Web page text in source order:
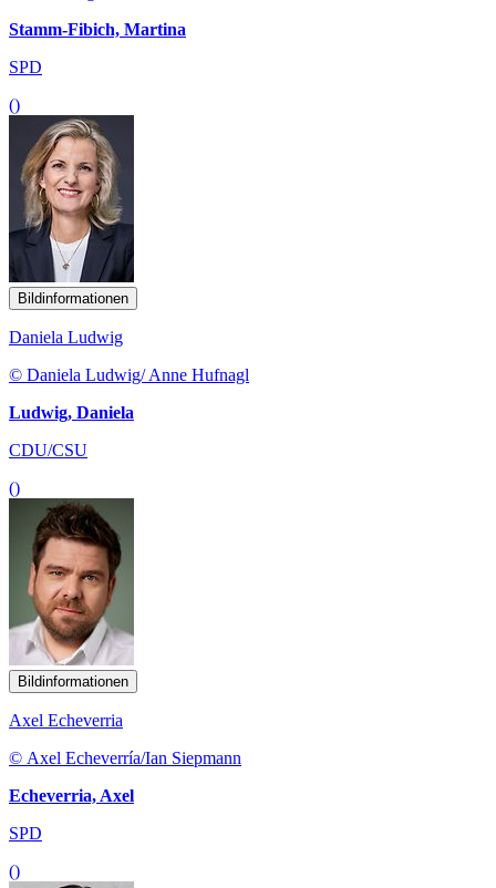
Stamm-Fibich, Martina
SPD
()
Bildinformationen
Daniela Ludwig
© Daniela Ludwig/ Anne Hufnagl
Ludwig, Daniela
CDU/CSU
()
Bildinformationen
Axel Echeverria
© Axel Echeverría/Ian Siepmann
Echeverria, Axel
SPD
()